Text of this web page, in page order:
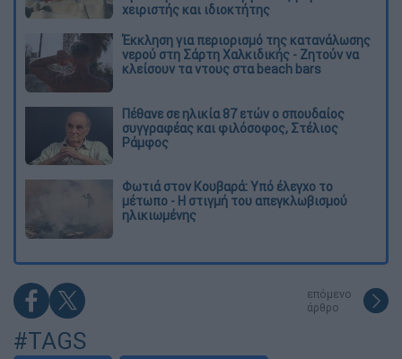
χειριστής και ιδιοκτήτης
Έκκληση για περιορισμό της κατανάλωσης
νερού στη Σάρτη Χαλκιδικής - Ζητούν να
κλείσουν τα ντους στα beach bars
Πέθανε σε ηλικία 87 ετών ο σπουδαίος
συγγραφέας και φιλόσοφος, Στέλιος
Ράμφος
Φωτιά στον Κουβαρά: Υπό έλεγχο το
μέτωπο - Η στιγμή του απεγκλωβισμού
ηλικιωμένης
επόμενο
άρθρο
#TAGS